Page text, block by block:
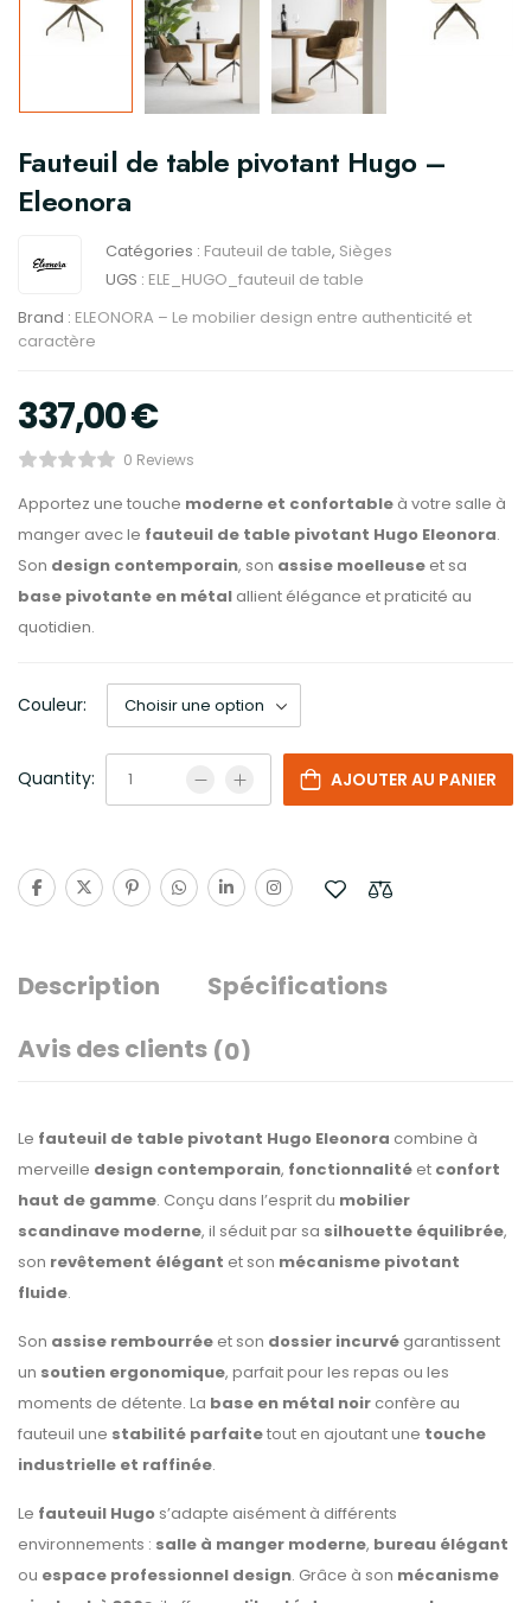
Fauteuil de table pivotant Hugo –
Eleonora
Catégories : Fauteuil de table, Sièges
UGS : ELE_HUGO_fauteuil de table
Brand : ELEONORA – Le mobilier design entre authenticité et
caractère
337,00€
0 Reviews
Apportez une touche moderne et confortable à votre salle à
manger avec le fauteuil de table pivotant Hugo Eleonora.
Son design contemporain, son assise moelleuse et sa
base pivotante en métal allient élégance et praticité au
quotidien.
Couleur:
Quantity: AJOUTER AU PANIER
Description
Spécifications
Avis des clients (0)
Le fauteuil de table pivotant Hugo Eleonora combine à
merveille design contemporain, fonctionnalité et confort
haut de gamme. Conçu dans l’esprit du mobilier
scandinave moderne, il séduit par sa silhouette équilibrée,
son revêtement élégant et son mécanisme pivotant
fluide.
Son assise rembourrée et son dossier incurvé garantissent
un soutien ergonomique, parfait pour les repas ou les
moments de détente. La base en métal noir confère au
fauteuil une stabilité parfaitetout en ajoutant une touche
industrielle et raffinée.
Le fauteuil Hugo s’adapte aisément à différents
environnements : salle à manger moderne, bureau élégant
ou espace professionnel design. Grâce à son mécanisme